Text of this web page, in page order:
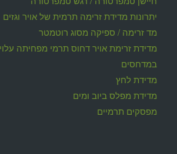
יתרונות מדידת זרימה תרמית של אויר וגזים
מד זרימה / ספיקה מסוג רוטמטר
מדידת זרימת אויר דחוס תרמי מפחיתה
במדחסים
מדידת לחץ
מדידת מפלס ביוב ומים
מפסקים תרמיים